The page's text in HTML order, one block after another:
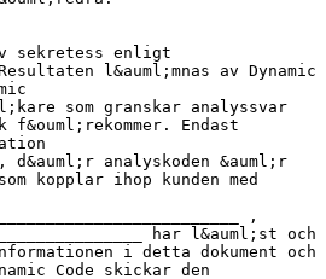
sekretess enligt
l&auml;mnas av Dynamic
som granskar analyssvar
Endast
analyskoden &auml;r
kopplar ihop kunden med
,
har l&auml;st och
i detta dokument och
Code skickar den